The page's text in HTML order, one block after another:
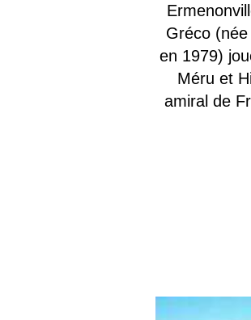
Gréco
en 1979)
Méru et
amiral de